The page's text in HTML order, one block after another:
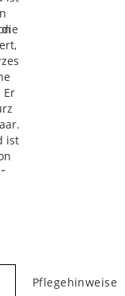
Pflegehinweise